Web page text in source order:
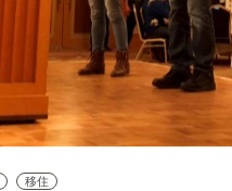
移住